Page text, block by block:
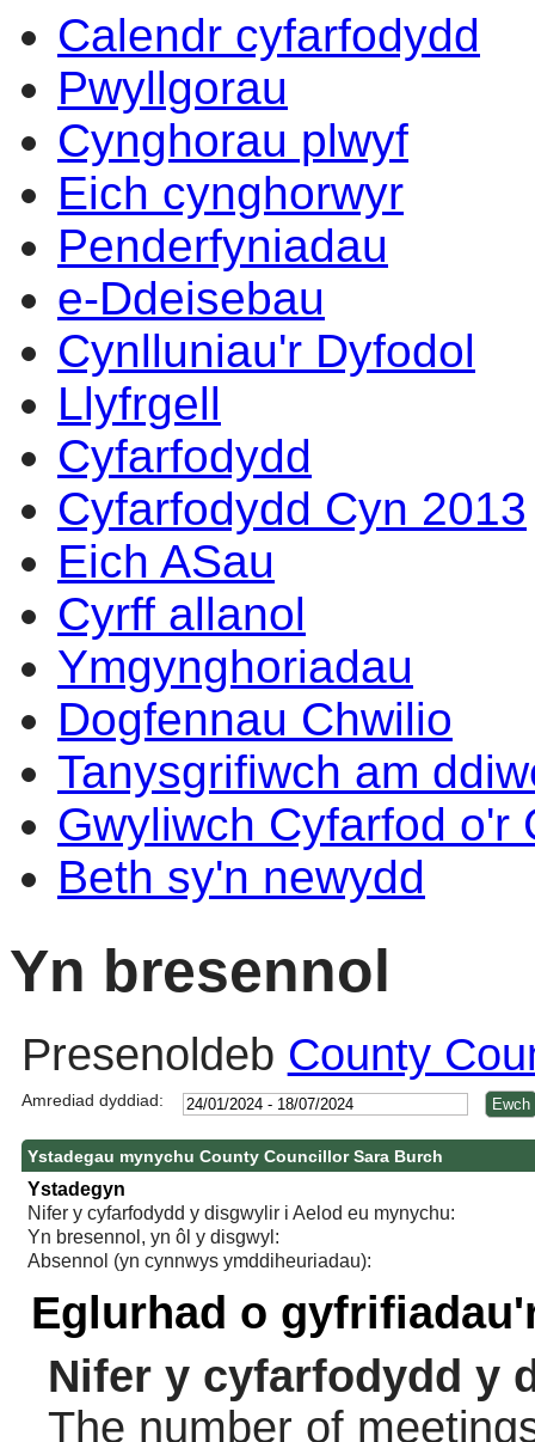
Calendr cyfarfodydd
Pwyllgorau
Cynghorau plwyf
Eich cynghorwyr
Penderfyniadau
e-Ddeisebau
Cynlluniau'r Dyfodol
Llyfrgell
Cyfarfodydd
Cyfarfodydd Cyn 2013
Eich ASau
Cyrff allanol
Ymgynghoriadau
Dogfennau Chwilio
Tanysgrifiwch am
Gwyliwch Cyfarfod o'r
Beth sy'n newydd
Yn bresennol
Presenoldeb County
Amrediad dyddiad:
Ystadegau mynychu County Councillor Sara Burch
Ystadegyn
Nifer y cyfarfodydd y disgwylir i Aelod eu mynychu:
Yn bresennol, yn ôl y disgwyl:
Absennol (yn cynnwys ymddiheuriadau):
Eglurhad o
Nifer y cyfarfodydd y
The number of
14:00
14:00
14:00